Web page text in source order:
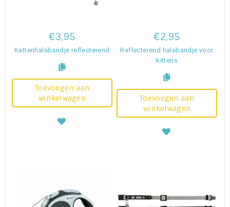
€3,95
Kattenhalsbandje reflecterend
Toevoegen aan
winkelwagen
€2,95
Reflecterend halsbandje voor
kittens
Toevoegen aan
winkelwagen